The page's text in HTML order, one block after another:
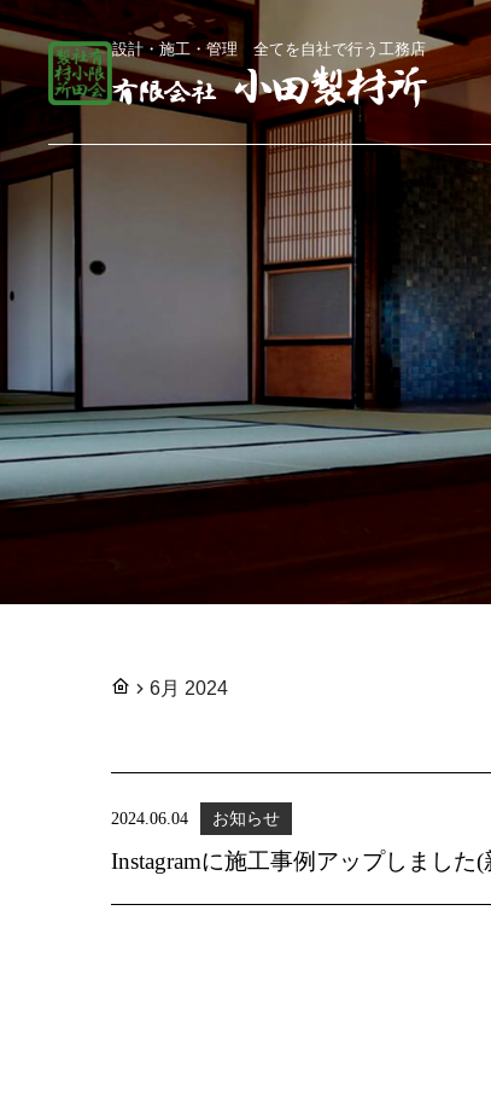
設計・施工・管理 全てを自社で行う工務店
6月 2024
2024.06.04 お知らせ
Instagramに施工事例アップしました